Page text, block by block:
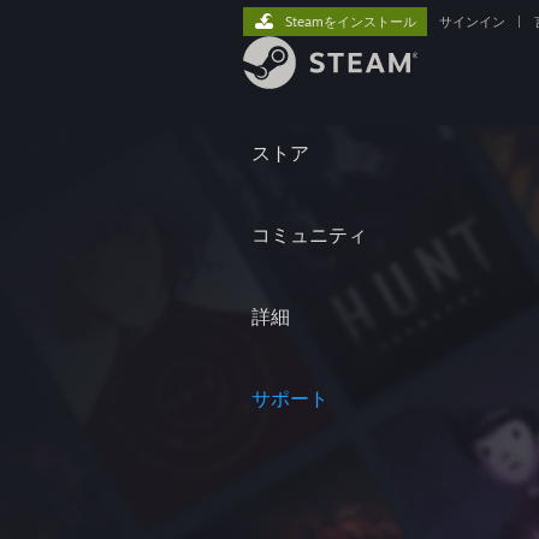
ストア
コミュニティ
詳細
サポート
Steamをインストール サインイン